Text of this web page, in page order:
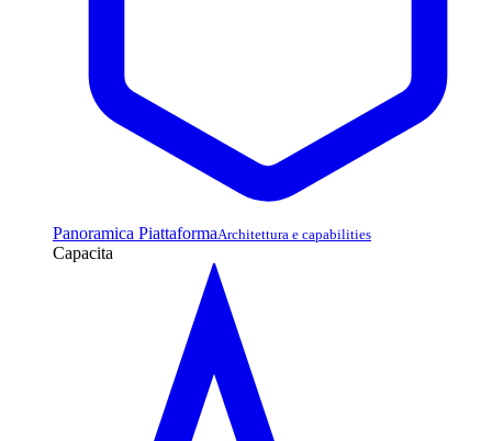
Panoramica PiattaformaArchitettura e capabilities
Capacita